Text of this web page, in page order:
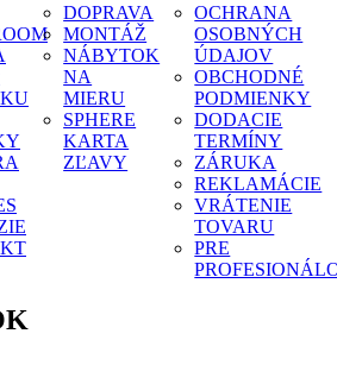
DOPRAVA
MONTÁŽ
NÁBYTOK
NA
MIERU
SPHERE
KARTA
ZĽAVY
OCHRANA
OSOBNÝCH
ÚDAJOV
OBCHODNÉ
PODMIENKY
DODACIE
TERMÍNY
ZÁRUKA
REKLAMÁCIE
VRÁTENIE
TOVARU
PRE